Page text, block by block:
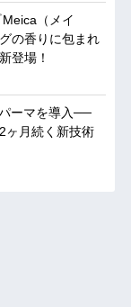
（メイ
の香りに包まれ
登場！
ーマを導入──
ヶ月続く新技術